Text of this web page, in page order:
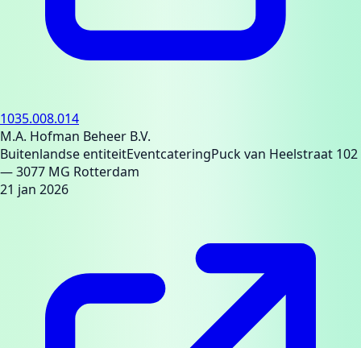
1035.008.014
M.A. Hofman Beheer B.V.
Buitenlandse entiteitEventcateringPuck van Heelstraat 102
— 3077 MG Rotterdam
21 jan 2026